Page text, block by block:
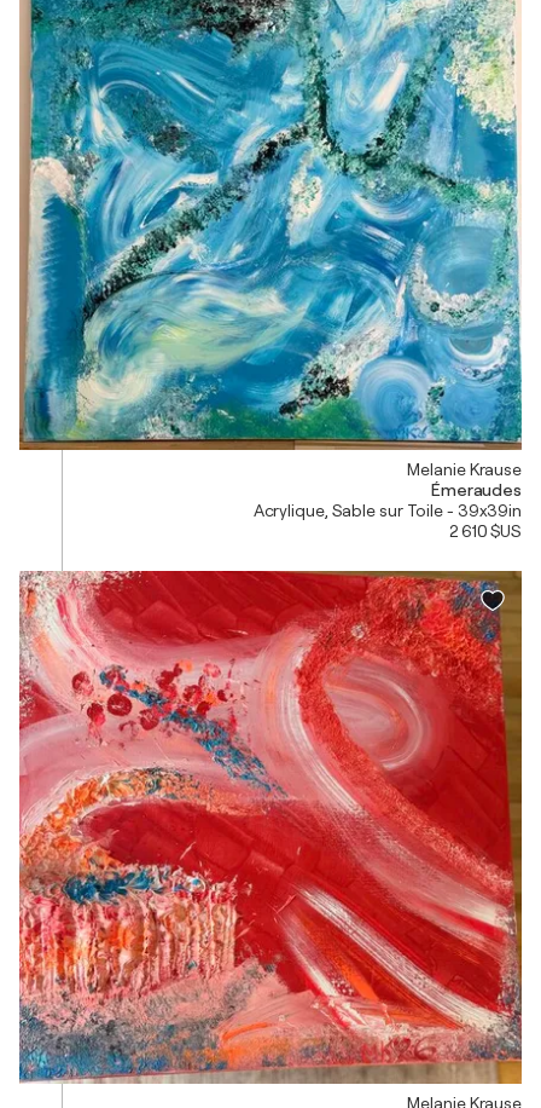
Melanie Krause
Émeraudes
Acrylique, Sable sur Toile - 39x39in
2 610 $US
Melanie Krause